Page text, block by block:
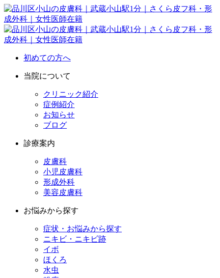
初めての方へ
当院について
クリニック紹介
症例紹介
お知らせ
ブログ
診療案内
皮膚科
小児皮膚科
形成外科
美容皮膚科
お悩みから探す
症状・お悩みから探す
ニキビ・ニキビ跡
イボ
ほくろ
水虫